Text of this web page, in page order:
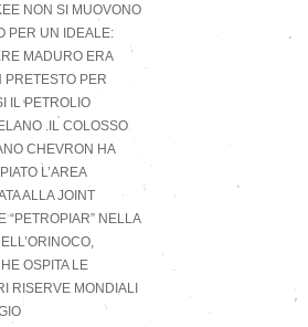
NON SI MUOVONO
PER UN IDEALE:
MADURO ERA
PRETESTO PER
IL PETROLIO
.IL COLOSSO
CHEVRON HA
L’AREA
ALLA JOINT
“PETROPIAR” NELLA
OSPITA LE
RISERVE MONDIALI